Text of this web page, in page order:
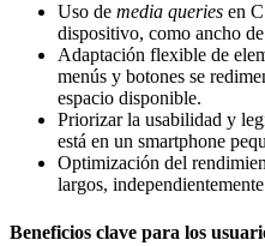
Uso de media queries en
dispositivo, como ancho
Adaptación flexible de
menús y botones se
espacio disponible.
Priorizar la usabilidad y
está en un smartphone
Optimización del
largos,
Beneficios clave para los